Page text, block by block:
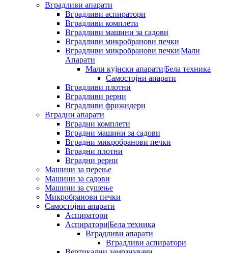
Вградливи апарати
Вградливи аспиратори
Вградливи комплети
Вградливи машини за садови
Вградливи микробранови печки
Вградливи микробранови печки|Мали
Апарати
Мали кујнски апарати|Бела техника
Самостојни апарати
Вградливи плотни
Вградливи рерни
Вградливи фрижидери
Вградни апарати
Вградни комплети
Вградни машини за садови
Вградни микробранови печки
Вградни плотни
Вградни рерни
Машини за перење
Машини за садови
Машини за сушење
Микробранови печки
Самостојни апарати
Аспиратори
Аспиратори|Бела техника
Вградливи апарати
Вградливи аспиратори